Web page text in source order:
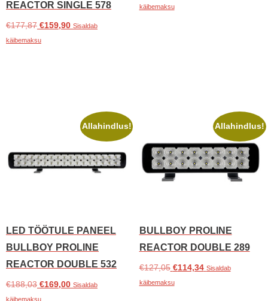
REACTOR SINGLE 578
€177,87 Algne
hind
€159,90Praegune
Sisaldab
käibemaksu
hind
käibemaksu
Allahindlus!
LED TÖÖTULE PANEEL
BULLBOY PROLINE
REACTOR DOUBLE 532
€188,03 Algne
hind
€169,00Praegune
Sisaldab
käibemaksu
Allahindlus!
BULLBOY PROLINE
REACTOR DOUBLE 289
€127,05 Algne
hind
€114,34Praegune
Sisaldab
käibemaksu